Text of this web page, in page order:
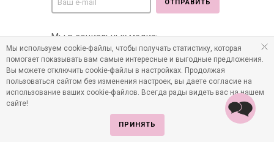
ОТПРАВИТЬ
Мы в социальных медиа:
©2011-2026 Все права защищены. Интернет-магазин
Мы используем cookie-файлы, чтобы получать статистику, которая
помогает показывать вам самые интересные и выгодные предложения.
Вы можете отключить cookie-файлы в настройках. Продолжая
пользоваться сайтом без изменения настроек, вы даете согласие на
использование ваших cookie-файлов. Всегда рады видеть вас на нашем
сайте!
ПРИНЯТЬ